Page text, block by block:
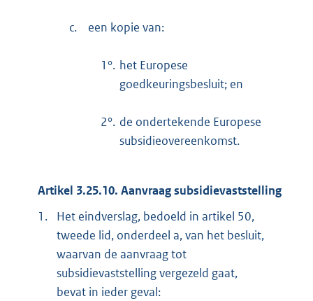
c. een kopie van:
1°. het Europese
goedkeuringsbesluit; en
2°. de ondertekende Europese
subsidieovereenkomst.
Artikel 3.25.10. Aanvraag subsidievaststelling
1.
Het eindverslag, bedoeld in artikel 50,
tweede lid, onderdeel a, van het besluit,
waarvan de aanvraag tot
subsidievaststelling vergezeld gaat,
bevat in ieder geval: